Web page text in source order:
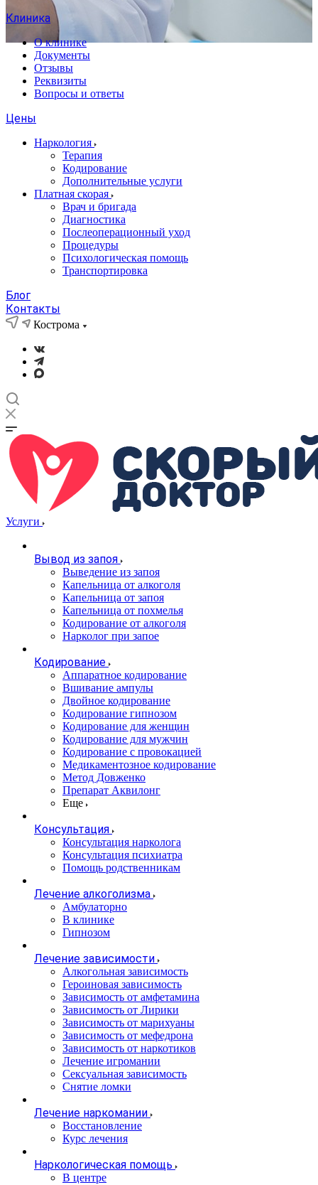
Клиника
О клинике
Документы
Отзывы
Реквизиты
Вопросы и ответы
Цены
Наркология
Терапия
Кодирование
Дополнительные услуги
Платная скорая
Врач и бригада
Диагностика
Послеоперационный уход
Процедуры
Психологическая помощь
Транспортировка
Блог
Контакты
Кострома
Услуги
Вывод из запоя
Выведение из запоя
Капельница от алкоголя
Капельница от запоя
Капельница от похмелья
Кодирование от алкоголя
Нарколог при запое
Кодирование
Аппаратное кодирование
Вшивание ампулы
Двойное кодирование
Кодирование гипнозом
Кодирование для женщин
Кодирование для мужчин
Кодирование с провокацией
Медикаментозное кодирование
Метод Довженко
Препарат Аквилонг
Еще
Консультация
Консультация нарколога
Консультация психиатра
Помощь родственникам
Лечение алкоголизма
Амбулаторно
В клинике
Гипнозом
Лечение зависимости
Алкогольная зависимость
Героиновая зависимость
Зависимость от амфетамина
Зависимость от Лирики
Зависимость от марихуаны
Зависимость от мефедрона
Зависимость от наркотиков
Лечение игромании
Сексуальная зависимость
Снятие ломки
Лечение наркомании
Восстановление
Курс лечения
Наркологическая помощь
В центре